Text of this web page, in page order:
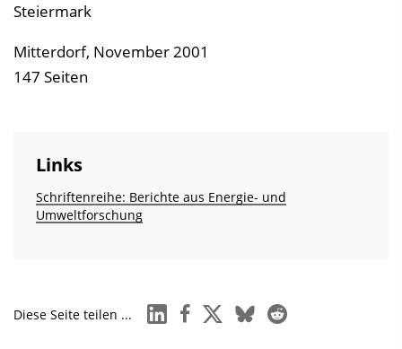
Steiermark
Mitterdorf, November 2001
147 Seiten
Links
Schriftenreihe: Berichte aus Energie- und
Umweltforschung
Diese Seite teilen ... linkedinfacebook
x blueskyreddit